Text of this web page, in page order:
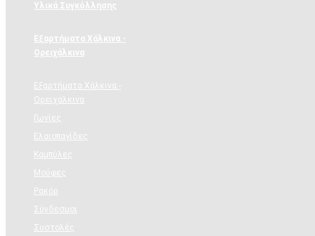
Υλικά Συγκόλλησης
Εξαρτήματα Χάλκινα -
Ορειχάλκινα
Εξαρτήματα Χάλκινα -
Ορειχάλκινα
Γωνίες
Ελαιοπαγίδες
Καμπύλες
Μούφες
Ρακόρ
Σύνδεσμοι
Συστολές